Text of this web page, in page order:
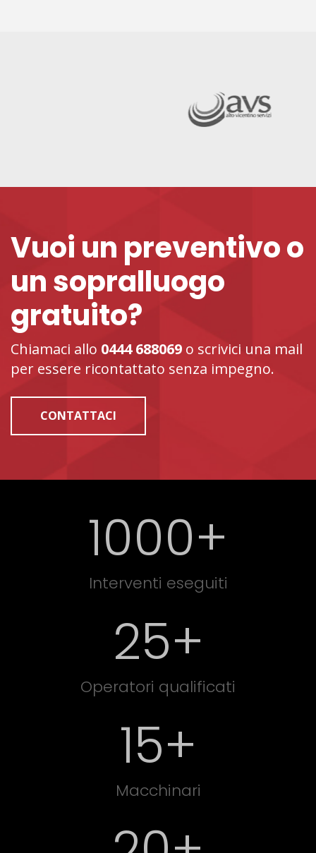
Vuoi un preventivo o
un sopralluogo
gratuito?
Chiamaci allo 0444 688069 o scrivici una mail
per essere ricontattato senza impegno.
CONTATTACI
1000+
Interventi eseguiti
25+
Operatori qualificati
15+
Macchinari